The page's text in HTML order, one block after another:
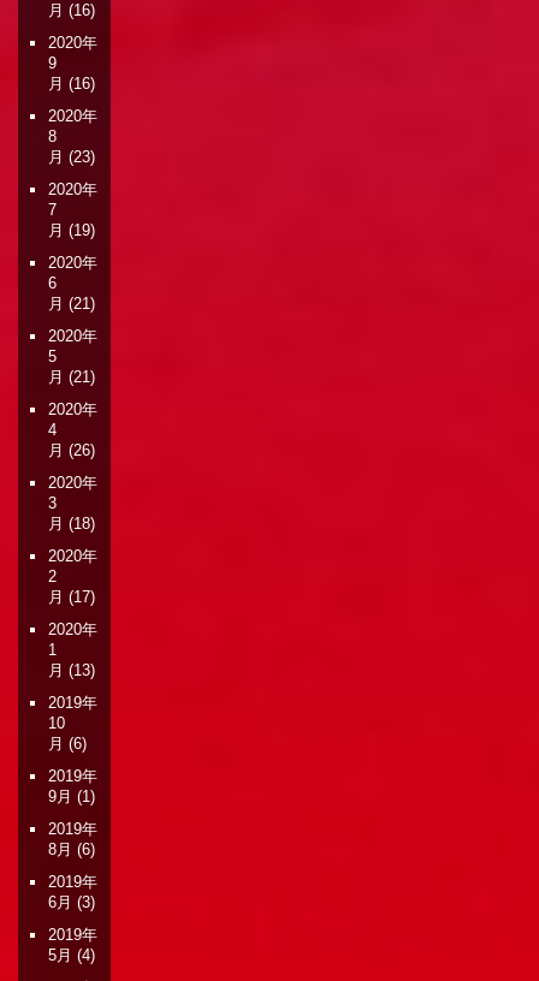
月 (16)
2020年
9
月 (16)
2020年
8
月 (23)
2020年
7
月 (19)
2020年
6
月 (21)
2020年
5
月 (21)
2020年
4
月 (26)
2020年
3
月 (18)
2020年
2
月 (17)
2020年
1
月 (13)
2019年
10
月 (6)
2019年
9月 (1)
2019年
8月 (6)
2019年
6月 (3)
2019年
5月 (4)